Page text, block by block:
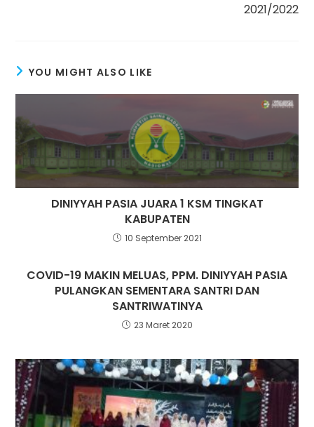
2021/2022
YOU MIGHT ALSO LIKE
DINIYYAH PASIA JUARA 1 KSM TINGKAT
KABUPATEN
10 September 2021
COVID-19 MAKIN MELUAS, PPM. DINIYYAH PASIA
PULANGKAN SEMENTARA SANTRI DAN
SANTRIWATINYA
23 Maret 2020